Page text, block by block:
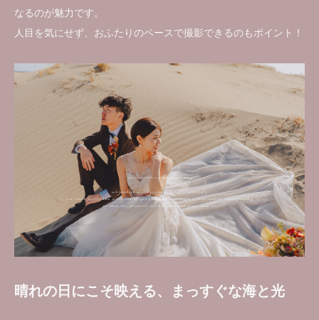
なるのが魅力です。
人目を気にせず、おふたりのペースで撮影できるのもポイント！
晴れの日にこそ映える、まっすぐな海と光